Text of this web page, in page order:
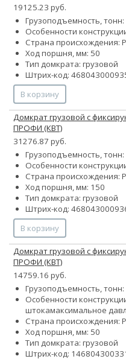
19125.23 руб.
Грузоподъемность, тонн:
Особенности
Страна происхождения:
Ход поршня, мм: 50
Тип домкрата: грузовой
Штрих-код:
В корзину
Домкрат грузовой с
ПРОФИ (КВТ)
31276.87 руб.
Грузоподъемность, тонн:
Особенности
Страна происхождения:
Ход поршня, мм: 150
Тип домкрата: грузовой
Штрих-код:
В корзину
Домкрат грузовой с
ПРОФИ (КВТ)
14759.16 руб.
Грузоподъемность, тонн:
Особенности
штокамаксимальное
Страна происхождения:
Ход поршня, мм: 50
Тип домкрата: грузовой
Штрих-код: